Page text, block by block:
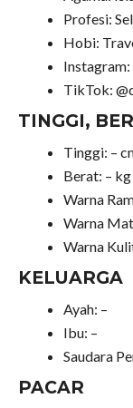
Profesi:
Hobi:
TikTok:
TINGGI,
Tinggi: –
Berat: – kg
Warna
Warna
Warna
KELUARGA
Ayah: –
Ibu: –
Saudara
PACAR